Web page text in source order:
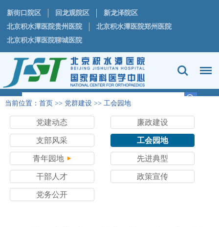
新街口院区 回龙观院区
新龙泽院区
北京积水潭医院贵州医院
北京积水潭医院郑州医院
北京积水潭医院聊城医院
当前位置： 首页 >> 党群建设 >> 工会园地
党建动态 廉政建设
支部风采 工会园地
青年园地 先进典型
干部人才 政策宣传
党务公开